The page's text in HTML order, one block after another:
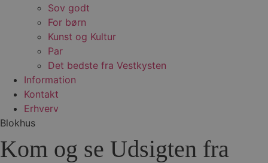
Sov godt
For børn
Kunst og Kultur
Par
Det bedste fra Vestkysten
Information
Kontakt
Erhverv
Blokhus
Kom og se Udsigten fra